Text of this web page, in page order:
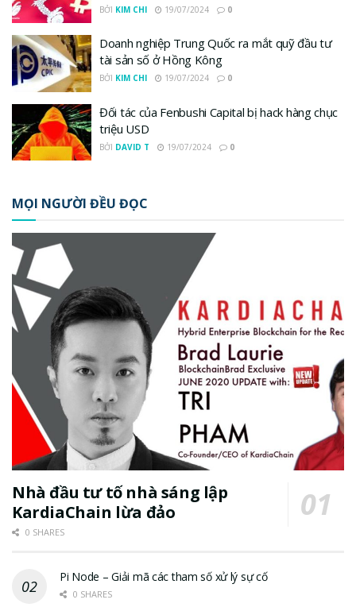
BỞI KIM CHI 19/07/2024 0
Doanh nghiệp Trung Quốc ra mắt quỹ đầu tư
tài sản số ở Hồng Kông
BỞI KIM CHI 19/07/2024 0
Đối tác của Fenbushi Capital bị hack hàng chục
triệu USD
BỞI DAVID T 19/07/2024 0
MỌI NGƯỜI ĐỀU ĐỌC
Nhà đầu tư tố nhà sáng lập
KardiaChain lừa đảo
0 SHARES
Pi Node – Giải mã các tham số xử lý sự cố
0 SHARES